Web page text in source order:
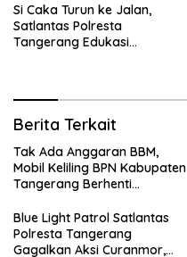
Si Caka Turun ke Jalan,
Satlantas Polresta
Tangerang Edukasi
Berita Terkait
Tak Ada Anggaran BBM,
Mobil Keliling BPN Kabupaten
Tangerang Berhenti
Blue Light Patrol Satlantas
Polresta Tangerang
Gagalkan Aksi Curanmor,